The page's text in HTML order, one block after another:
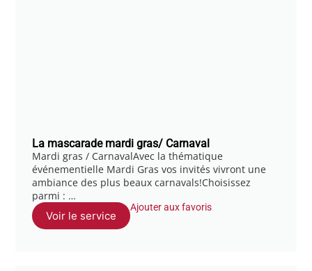
La mascarade mardi gras/ Carnaval
Mardi gras / CarnavalAvec la thématique
événementielle Mardi Gras vos invités vivront une
ambiance des plus beaux carnavals!Choisissez
parmi : …
Voir le service
Ajouter aux favoris